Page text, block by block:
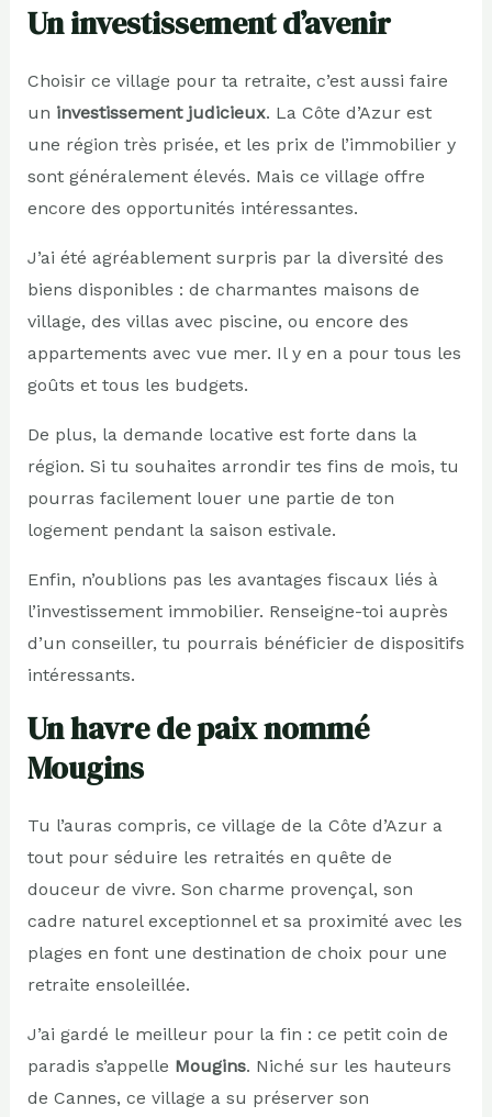
Un investissement d’avenir
Choisir ce village pour ta retraite, c’est aussi faire
un investissement judicieux. La Côte d’Azur est
une région très prisée, et les prix de l’immobilier y
sont généralement élevés. Mais ce village offre
encore des opportunités intéressantes.
J’ai été agréablement surpris par la diversité des
biens disponibles : de charmantes maisons de
village, des villas avec piscine, ou encore des
appartements avec vue mer. Il y en a pour tous les
goûts et tous les budgets.
De plus, la demande locative est forte dans la
région. Si tu souhaites arrondir tes fins de mois, tu
pourras facilement louer une partie de ton
logement pendant la saison estivale.
Enfin, n’oublions pas les avantages fiscaux liés à
l’investissement immobilier. Renseigne-toi auprès
d’un conseiller, tu pourrais bénéficier de dispositifs
intéressants.
Un havre de paix nommé
Mougins
Tu l’auras compris, ce village de la Côte d’Azur a
tout pour séduire les retraités en quête de
douceur de vivre. Son charme provençal, son
cadre naturel exceptionnel et sa proximité avec les
plages en font une destination de choix pour une
retraite ensoleillée.
J’ai gardé le meilleur pour la fin : ce petit coin de
paradis s’appelle Mougins. Niché sur les hauteurs
de Cannes, ce village a su préserver son